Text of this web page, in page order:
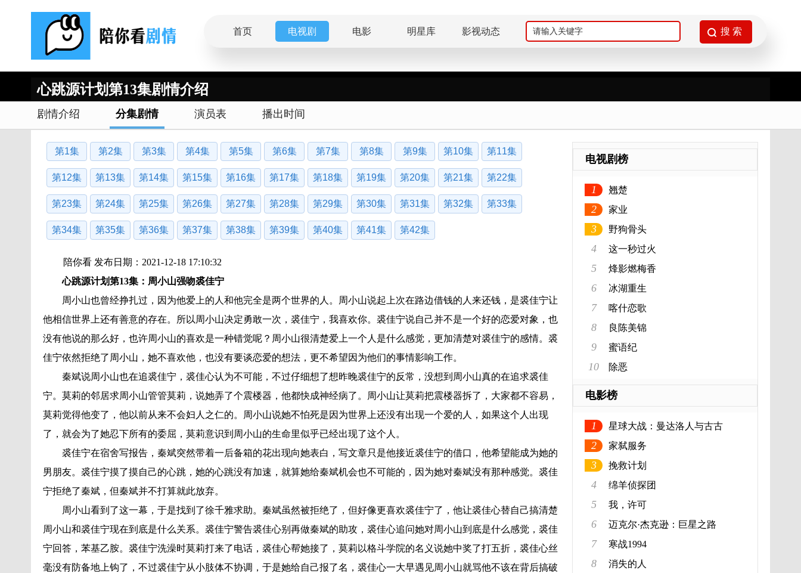
首页 电视剧 电影 明星库 影视动态
心跳源计划第13集剧情介绍
剧情介绍 分集剧情 演员表 播出时间
第1集 第2集 第3集 第4集 第5集 第6集 第7集 第8集 第9集 第10集 第11集
第12集 第13集 第14集 第15集 第16集 第17集 第18集 第19集 第20集 第21集 第22集
第23集 第24集 第25集 第26集 第27集 第28集 第29集 第30集 第31集 第32集 第33集
第34集 第35集 第36集 第37集 第38集 第39集 第40集 第41集 第42集
陪你看 发布日期：2021-12-18 17:10:32
心跳源计划第13集：周小山强吻裘佳宁
周小山也曾经挣扎过，因为他爱上的人和他完全是两个世界的人。周小山说起上次在路边借钱的人来还钱，是裘佳宁让
他相信世界上还有善意的存在。所以周小山决定勇敢一次，裘佳宁，我喜欢你。裘佳宁说自己并不是一个好的恋爱对象，也
没有他说的那么好，也许周小山的喜欢是一种错觉呢？周小山很清楚爱上一个人是什么感觉，更加清楚对裘佳宁的感情。裘
佳宁依然拒绝了周小山，她不喜欢他，也没有要谈恋爱的想法，更不希望因为他们的事情影响工作。
秦斌说周小山也在追裘佳宁，裘佳心认为不可能，不过仔细想了想昨晚裘佳宁的反常，没想到周小山真的在追求裘佳
宁。莫莉的邻居求周小山管管莫莉，说她弄了个震楼器，他都快成神经病了。周小山让莫莉把震楼器拆了，大家都不容易，
莫莉觉得他变了，他以前从来不会妇人之仁的。周小山说她不怕死是因为世界上还没有出现一个爱的人，如果这个人出现
了，就会为了她忍下所有的委屈，莫莉意识到周小山的生命里似乎已经出现了这个人。
裘佳宁在宿舍写报告，秦斌突然带着一后备箱的花出现向她表白，写文章只是他接近裘佳宁的借口，他希望能成为她的
男朋友。裘佳宁摸了摸自己的心跳，她的心跳没有加速，就算她给秦斌机会也不可能的，因为她对秦斌没有那种感觉。裘佳
宁拒绝了秦斌，但秦斌并不打算就此放弃。
周小山看到了这一幕，于是找到了徐千雅求助。秦斌虽然被拒绝了，但好像更喜欢裘佳宁了，他让裘佳心替自己搞清楚
周小山和裘佳宁现在到底是什么关系。裘佳宁警告裘佳心别再做秦斌的助攻，裘佳心追问她对周小山到底是什么感觉，裘佳
宁回答，苯基乙胺。裘佳宁洗澡时莫莉打来了电话，裘佳心帮她接了，莫莉以格斗学院的名义说她中奖了打五折，裘佳心丝
毫没有防备地上钩了，不过裘佳宁从小肢体不协调，于是她给自己报了名，裘佳心一大早遇见周小山就骂他不该在背后搞破
电视剧榜
1 翘楚
2 家业
3 野狗骨头
4 这一秒过火
5 烽影燃梅香
6 冰湖重生
7 喀什恋歌
8 良陈美锦
9 蜜语纪
10 除恶
电影榜
1 星球大战：曼达洛人与古古
2 家弑服务
3 挽救计划
4 绵羊侦探团
5 我，许可
6 迈克尔·杰克逊：巨星之路
7 寒战1994
8 消失的人